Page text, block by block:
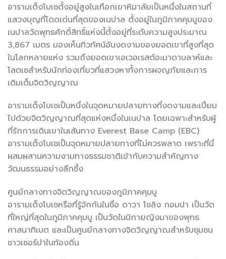
อารามเต็งโบเชตั้งอยู่สูงในเทือกเขาหิมาลัยเป็นหนึ่งในสถานที่
แสวงบุญที่โดดเด่นที่สุดของเนปาล ตั้งอยู่ในภูมิภาคคุมบูของ
เนปาลวัดพุทธศักดิ์สิทธิ์แห่งนี้ตั้งอยู่ที่ระดับความสูงประมาณ
3,867 เมตร มองเห็นทิวทัศน์อันงดงามของยอดเขาที่สูงที่สุด
ในโลกหลายแห่ง รวมถึงยอดเขาเอเวอเรสต์อะมาดาบลาห์และ
โลตเซสำหรับนักท่องเที่ยวที่แสวงหาทั้งการผจญภัยและการ
เติมเต็มจิตวิญญาณ
อารามเต็งโบเชเป็นหนึ่งในจุดหมายปลายทางที่งดงามและเปี่ยม
ไปด้วยจิตวิญญาณที่สุดแห่งหนึ่งในเนปาล โดยเฉพาะสำหรับผู้
ที่รักการเดินเขาในเส้นทาง Everest Base Camp (EBC)
อารามเต็งโบเชเป็นจุดหมายปลายทางที่ไม่ควรพลาด เพราะที่นี่
ผสมผสานความงามทางธรรมชาติเข้ากับความสำคัญทาง
วัฒนธรรมอย่างลึกซึ้ง
ศูนย์กลางทางจิตวิญญาณของภูมิภาคคุมบู
อารามเต็งโบเชหรือที่รู้จักกันในชื่อ ดาวา โชลิง กอมปา เป็นวัด
ที่ใหญ่ที่สุดในภูมิภาคคุมบู เป็นวัดในนิกายญิงมาของพุทธ
ศาสนาทิเบต และเป็นศูนย์กลางทางจิตวิญญาณสำหรับชุมชน
ชาวเชอร์ปาในท้องถิ่น